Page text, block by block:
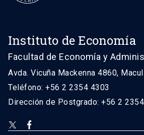
Instituto de Economía
Facultad de Economía y
Avda. Vicuña Mackenna 4860,
Teléfono: +56 2 2354 4303
Dirección de Postgrado: +56 2